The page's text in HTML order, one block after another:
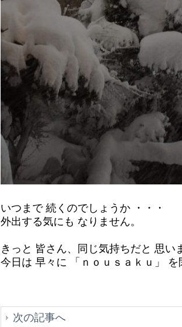
いつまで 続くのでしょうか ・・・
外出する気にも なりません。
きっと 皆さん、同じ気持ちだと 思い
今日は 早々に 「ｎｏｕｓａｋｕ」
次の記事へ